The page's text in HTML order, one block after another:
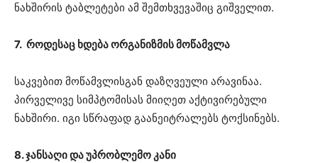
ნახშირის ტაბლეტები ამ შემთხვევაშიც გიშველით.
7. როდესაც ხდება ორგანიზმის მოწამვლა
საკვებით მოწამვლისგან დაზღვეული არავინაა.
პირველივე სიმპტომისას მიიღეთ აქტივირებული
ნახშირი. იგი სწრაფად გაანეიტრალებს ტოქსინებს.
8. ჯანსაღი და უპრობლემო კანი